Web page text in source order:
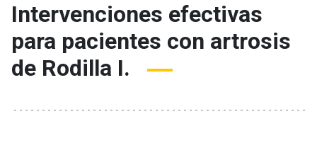
Intervenciones efectivas
para pacientes con artrosis
de Rodilla I.